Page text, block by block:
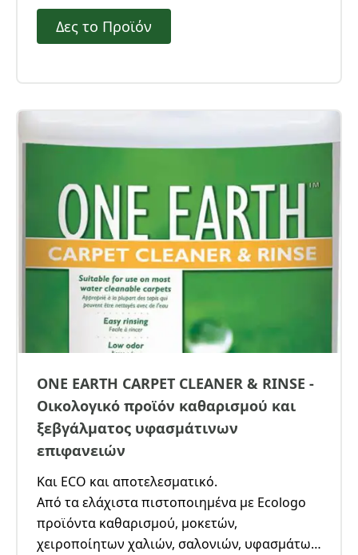
επαγγελματίες.Υπερσυμπυκνωμένο με το
χαμηλότερο κόστος χρήσης. Βραβευμένο
Δες το Προϊόν
ONE EARTH CARPET CLEANER & RINSE -
Οικολογικό προϊόν καθαρισμού και
ξεβγάλματος υφασμάτινων
επιφανειών
Και ECO και αποτελεσματικό.
Από τα ελάχιστα πιστοποιημένα με Ecologo
προϊόντα καθαρισμού, μοκετών,
χειροποίητων χαλιών, σαλονιών, υφασμάτων